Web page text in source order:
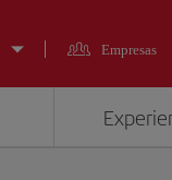
Empresas